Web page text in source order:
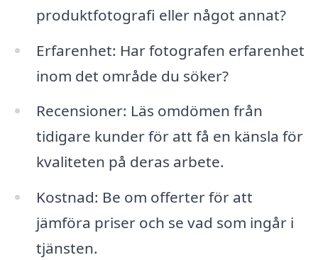
produktfotografi eller något annat?
Erfarenhet: Har fotografen erfarenhet
inom det område du söker?
Recensioner: Läs omdömen från
tidigare kunder för att få en känsla för
kvaliteten på deras arbete.
Kostnad: Be om offerter för att
jämföra priser och se vad som ingår i
tjänsten.